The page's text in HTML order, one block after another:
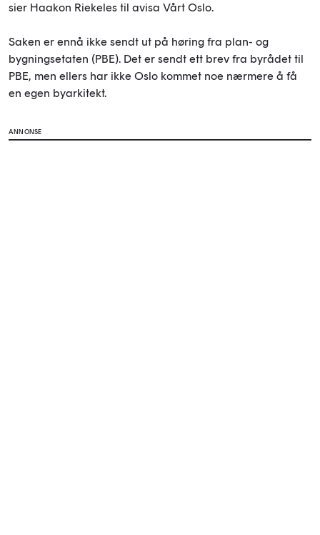
sier Haakon Riekeles til avisa Vårt Oslo.
Saken er ennå ikke sendt ut på høring fra plan- og
bygningsetaten (PBE). Det er sendt ett brev fra byrådet til
PBE, men ellers har ikke Oslo kommet noe nærmere å få
en egen byarkitekt.
ANNONSE